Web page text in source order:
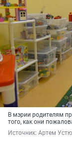
В мэрии родителям
того, как они
Источник: Артем